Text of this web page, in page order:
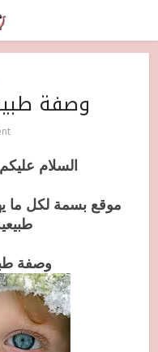
وصفة
السلام
موقع بسمة لكل ما
وصفة